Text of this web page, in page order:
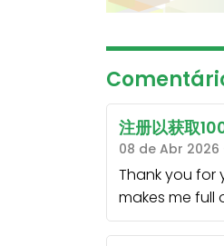
注册以获取
08 de Abr 2026
Thank you for
makes me full